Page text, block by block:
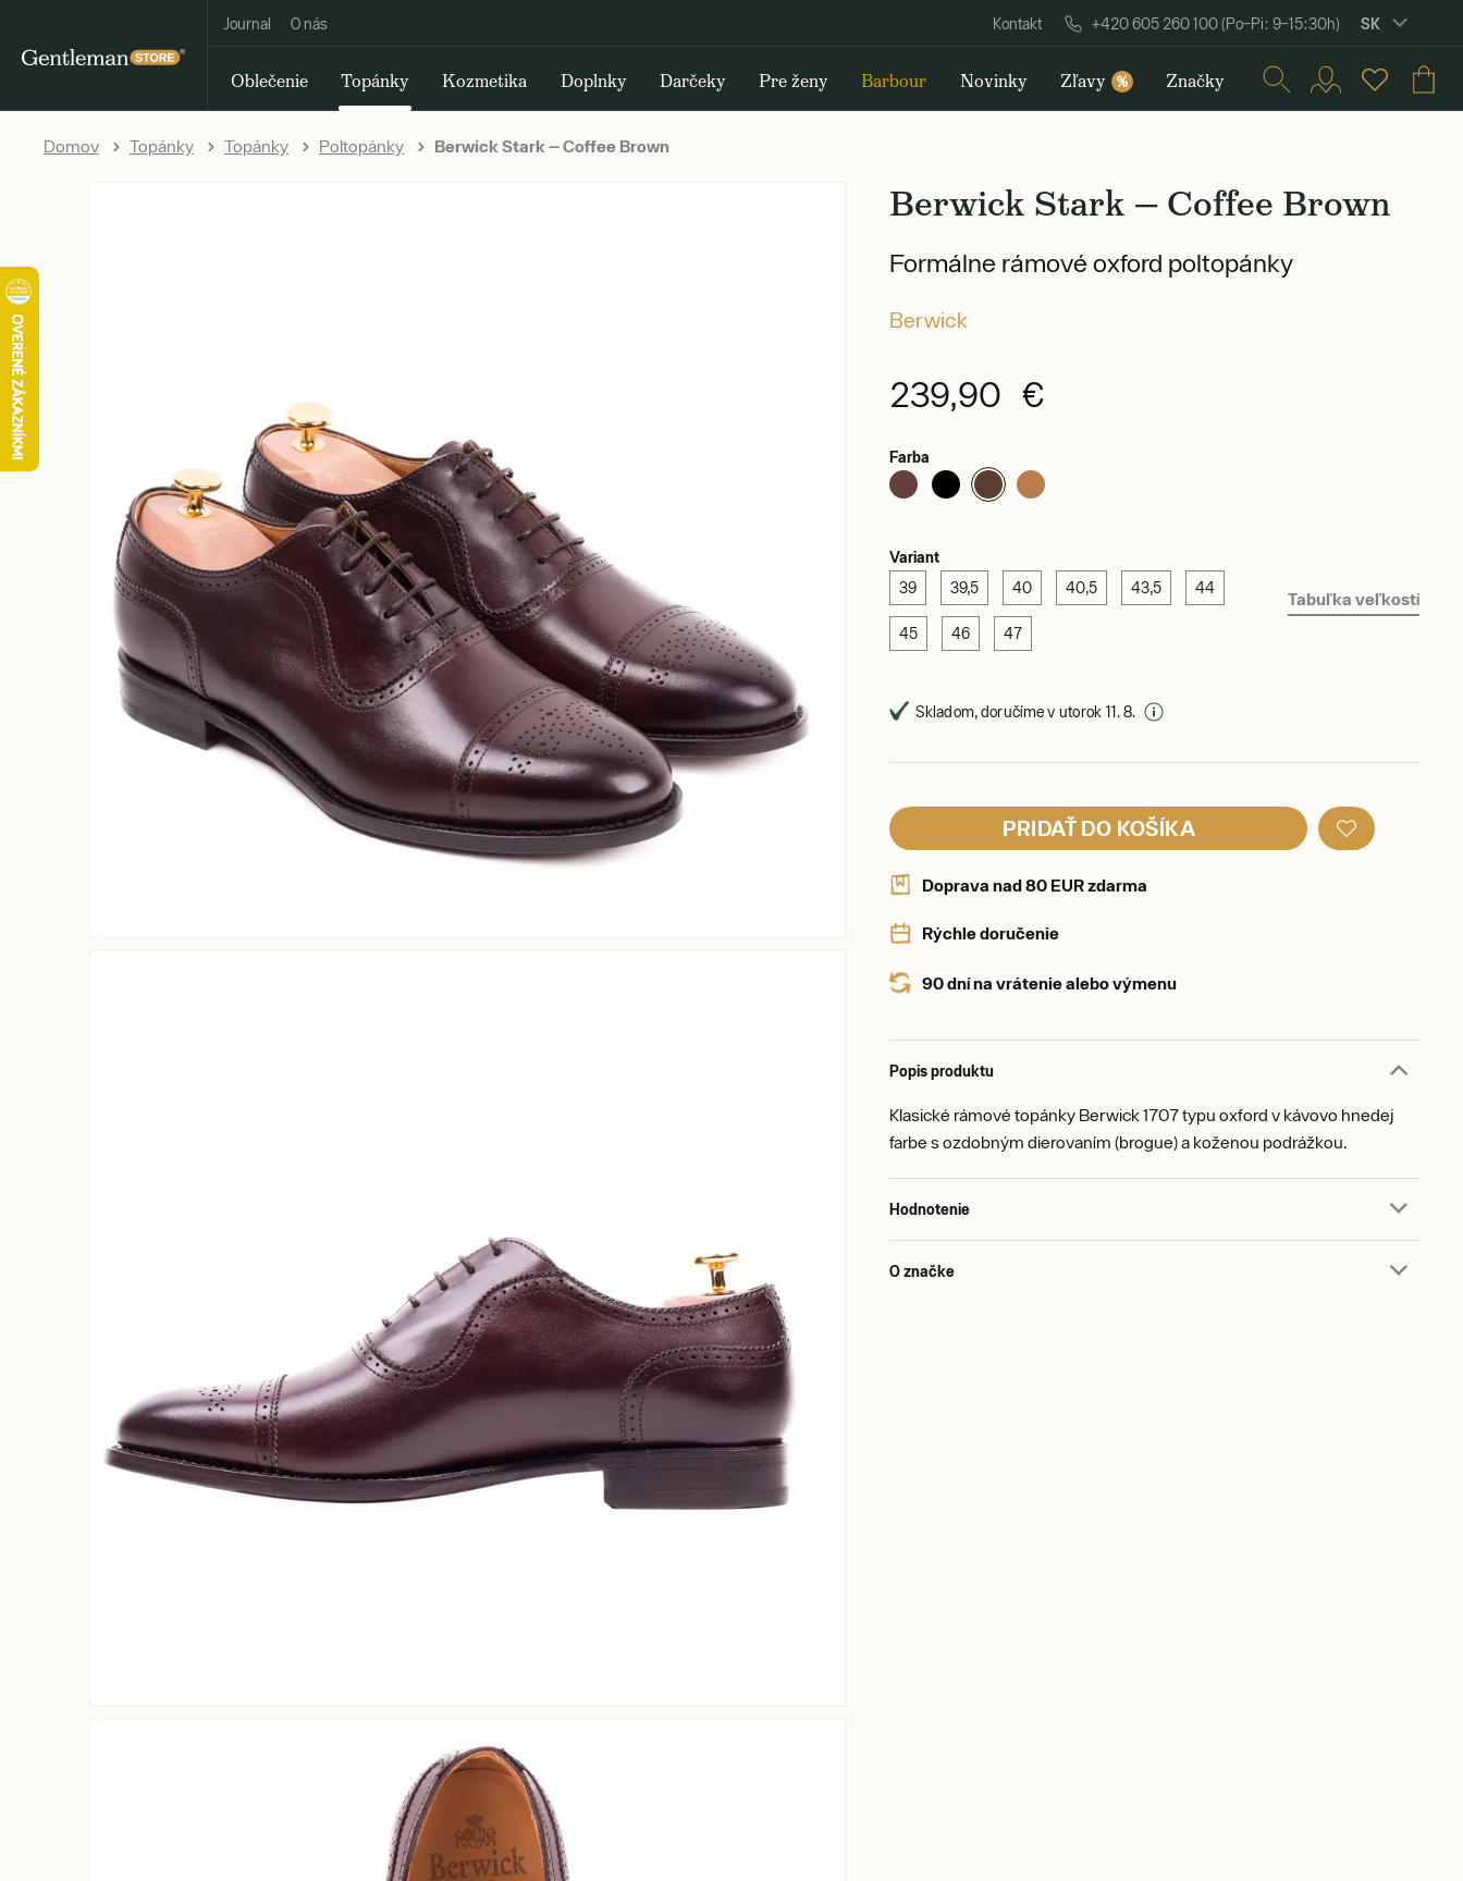
Journal O nás Kontakt +420 605 260 100 (Po–Pi: 9–15:30h) SK
Oblečenie Topánky Kozmetika Doplnky Darčeky Pre ženy Barbour Novinky Zľavy % Značky
Domov Topánky Topánky Poltopánky Berwick Stark — Coffee Brown
Berwick Stark — Coffee Brown
Formálne rámové oxford poltopánky
Berwick
239,90 €
Farba
Variant
39 39,5 40 40,5 43,5 44
45 46 47
Tabuľka veľkostí
Skladom, doručíme v utorok 11. 8.
PRIDAŤ DO KOŠÍKA
Doprava nad 80 EUR zdarma
Rýchle doručenie
90 dní na vrátenie alebo výmenu
Popis produktu
Klasické rámové topánky Berwick 1707 typu oxford v kávovo hnedej
farbe s ozdobným dierovaním (brogue) a koženou podrážkou.
Hodnotenie
O značke